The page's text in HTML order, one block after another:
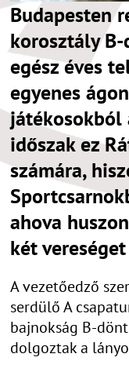
Budapesten
korosztály
egész éves
egyenes
játékosokból
időszak ez
számára,
ahova
két
A vezetőedző
serdülő A
bajnokság B-
dolgoztak a